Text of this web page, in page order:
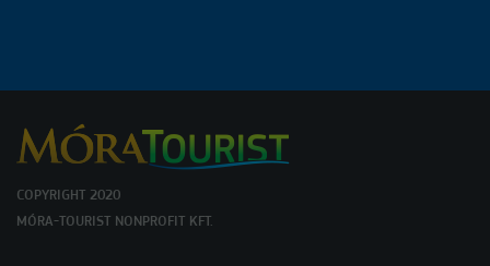
COPYRIGHT 2020
MÓRA-TOURIST NONPROFIT KFT.